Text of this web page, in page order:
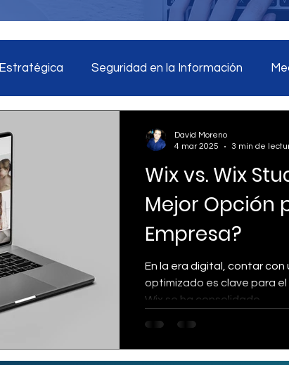
Seguridad en la Información
información Marketing Inteligencia
Wix vs. Wix
Mejor Opción
Empresa?
En la era digital, contar
optimizado es clave para
Wix se ha consolidado...
David Moreno
4 mar 2025
3 min de